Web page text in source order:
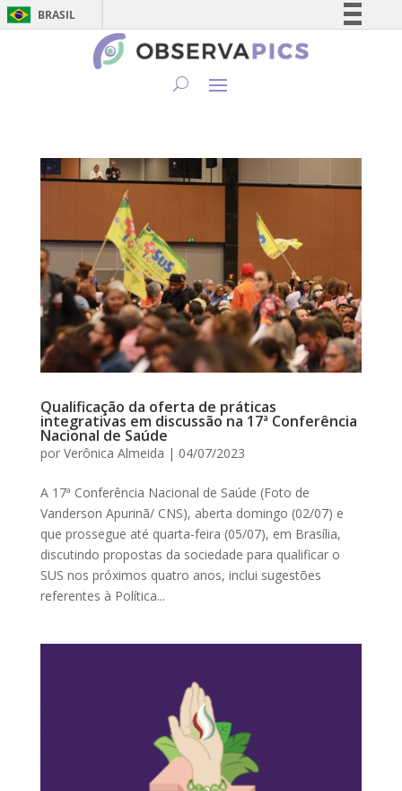
BRASIL
Simplifique!
Qualificação da oferta de práticas
integrativas em discussão na 17ª Conferência
Nacional de Saúde
por Verônica Almeida | 04/07/2023
A 17ª Conferência Nacional de Saúde (Foto de
Vanderson Apurinã/ CNS), aberta domingo (02/07) e
que prossegue até quarta-feira (05/07), em Brasília,
discutindo propostas da sociedade para qualificar o
SUS nos próximos quatro anos, inclui sugestões
referentes à Política...